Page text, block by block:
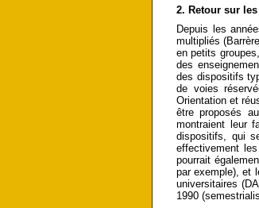
2. Retour sur
Depuis les
multipliés
en petits
des
des dispositifs
de voies
Orientation et
être proposés
montraient leur
dispositifs, qui
effectivement
pourrait
par exemple), et
universitaires
1990